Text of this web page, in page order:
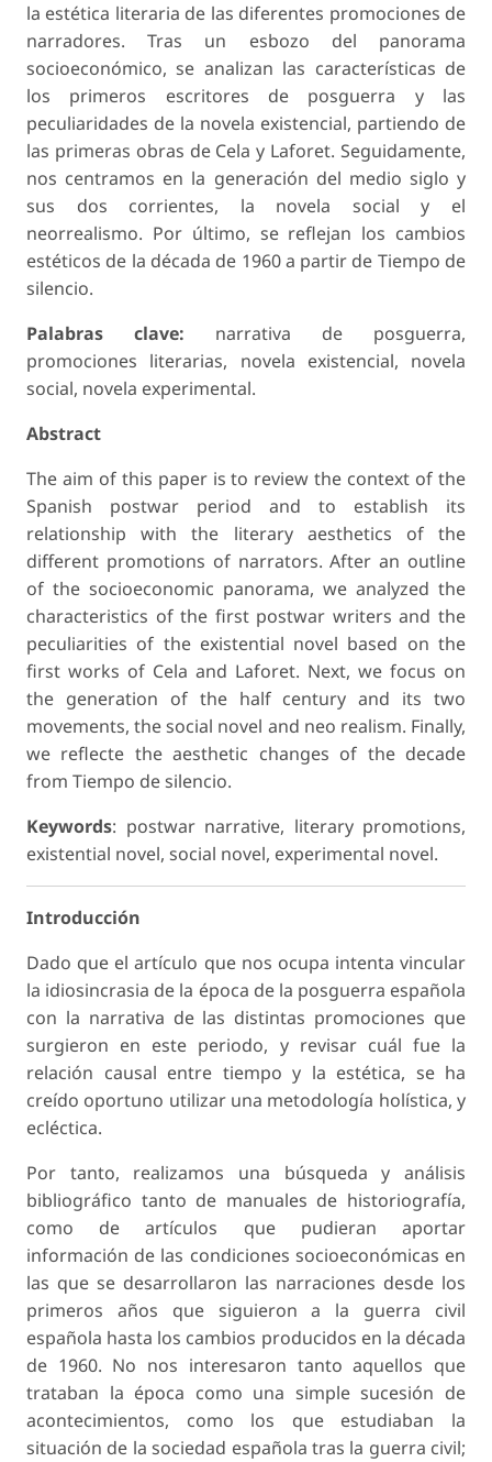
la estética literaria de las diferentes promociones de
narradores. Tras un esbozo del panorama
socioeconómico, se analizan las características de
los primeros escritores de posguerra y las
peculiaridades de la novela existencial, partiendo de
las primeras obras de Cela y Laforet. Seguidamente,
nos centramos en la generación del medio siglo y
sus dos corrientes, la novela social y el
neorrealismo. Por último, se reflejan los cambios
estéticos de la década de 1960 a partir de Tiempo de
silencio.
Palabras clave: narrativa de posguerra,
promociones literarias, novela existencial, novela
social, novela experimental.
Abstract
The aim of this paper is to review the context of the
Spanish postwar period and to establish its
relationship with the literary aesthetics of the
different promotions of narrators. After an outline
of the socioeconomic panorama, we analyzed the
characteristics of the first postwar writers and the
peculiarities of the existential novel based on the
first works of Cela and Laforet. Next, we focus on
the generation of the half century and its two
movements, the social novel and neo realism. Finally,
we reflecte the aesthetic changes of the decade
from Tiempo de silencio.
Keywords: postwar narrative, literary promotions,
existential novel, social novel, experimental novel.
Introducción
Dado que el artículo que nos ocupa intenta vincular
la idiosincrasia de la época de la posguerra española
con la narrativa de las distintas promociones que
surgieron en este periodo, y revisar cuál fue la
relación causal entre tiempo y la estética, se ha
creído oportuno utilizar una metodología holística, y
ecléctica.
Por tanto, realizamos una búsqueda y análisis
bibliográfico tanto de manuales de historiografía,
como de artículos que pudieran aportar
información de las condiciones socioeconómicas en
las que se desarrollaron las narraciones desde los
primeros años que siguieron a la guerra civil
española hasta los cambios producidos en la década
de 1960. No nos interesaron tanto aquellos que
trataban la época como una simple sucesión de
acontecimientos, como los que estudiaban la
situación de la sociedad española tras la guerra civil;